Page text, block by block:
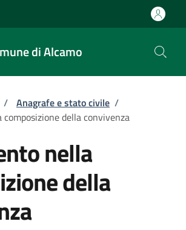
di Alcamo
pane
/ Anagrafe e stato civile /
della convivenza
nella
della